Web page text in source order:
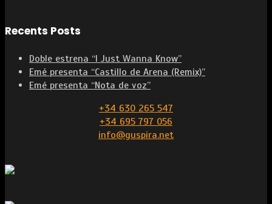
Recents Posts
Doble estrena “I Just Wanna Know”
Emé presenta “Castillo de Arena (Remix)”
Emé presenta “Nota de voz”
+34 630 265 547
+34 695 797 056
info@guspira.net